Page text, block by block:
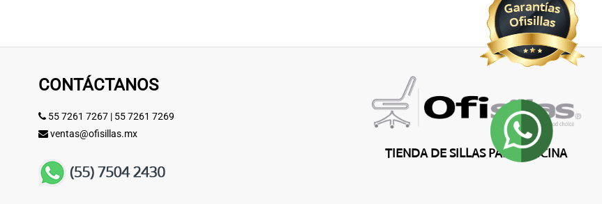
CONTÁCTANOS
55 7261 7267| 55 7261 7269
ventas@ofisillas.mx
TIENDA DE SILLAS PARA OFICINA